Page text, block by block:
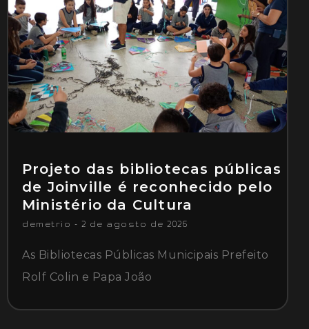
Projeto das bibliotecas públicas
de Joinville é reconhecido pelo
Ministério da Cultura
demetrio 2 de agosto de 2026
As Bibliotecas Públicas Municipais Prefeito
Rolf Colin e Papa João